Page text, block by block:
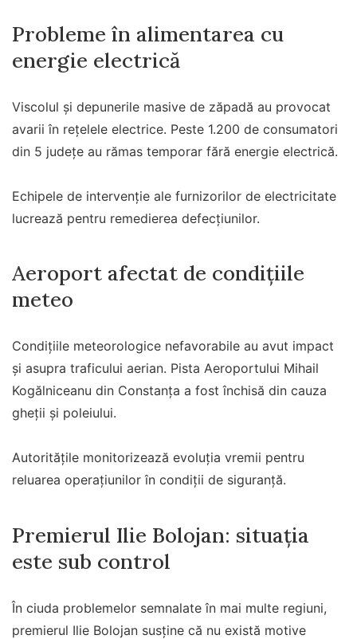
Probleme în alimentarea cu
energie electrică
Viscolul și depunerile masive de zăpadă au provocat
avarii în rețelele electrice. Peste 1.200 de consumatori
din 5 județe au rămas temporar fără energie electrică.
Echipele de intervenție ale furnizorilor de electricitate
lucrează pentru remedierea defecțiunilor.
Aeroport afectat de condițiile
meteo
Condițiile meteorologice nefavorabile au avut impact
și asupra traficului aerian. Pista Aeroportului Mihail
Kogălniceanu din Constanța a fost închisă din cauza
gheții și poleiului.
Autoritățile monitorizează evoluția vremii pentru
reluarea operațiunilor în condiții de siguranță.
Premierul Ilie Bolojan: situația
este sub control
În ciuda problemelor semnalate în mai multe regiuni,
premierul Ilie Bolojan susține că nu există motive